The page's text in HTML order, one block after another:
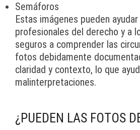
Semáforos
Estas imágenes pueden
profesionales del derecho y a
seguros a comprender las
fotos debidamente
claridad y contexto, lo que
malinterpretaciones.
¿PUEDEN LAS FOTOS